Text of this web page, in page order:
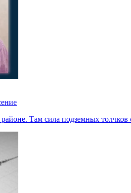
Там сила подземных толчков